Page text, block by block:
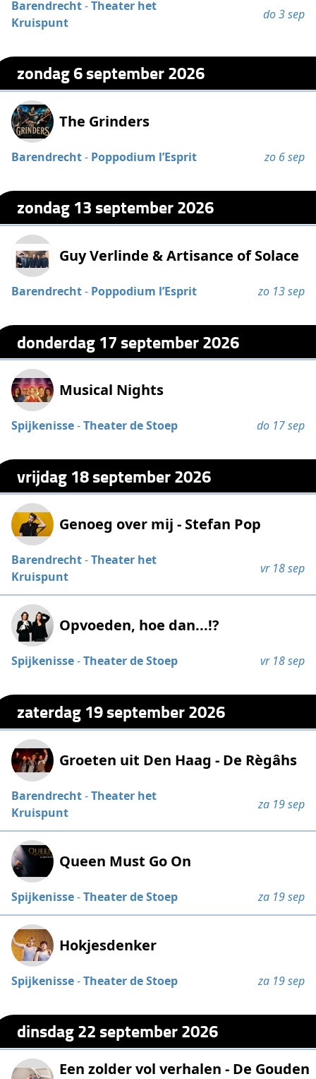
Barendrecht-Theater het
Kruispunt
do 3 sep
zondag 6 september 2026
The Grinders
Barendrecht- Poppodium l’Esprit zo 6 sep
zondag 13 september 2026
Guy Verlinde & Artisance of Solace
Barendrecht- Poppodium l’Esprit zo 13 sep
donderdag 17 september 2026
Musical Nights
Spijkenisse-Theater de Stoep do 17 sep
vrijdag 18 september 2026
Genoeg over mij - Stefan Pop
Barendrecht-Theater het
Kruispunt
vr 18 sep
Opvoeden, hoe dan...!?
Spijkenisse-Theater de Stoep vr 18 sep
zaterdag 19 september 2026
Groeten uit Den Haag - De Règâhs
Barendrecht-Theater het
Kruispunt
za 19 sep
Queen Must Go On
Spijkenisse-Theater de Stoep za 19 sep
Hokjesdenker
Spijkenisse-Theater de Stoep za 19 sep
dinsdag 22 september 2026
Een zolder vol verhalen - De Gouden